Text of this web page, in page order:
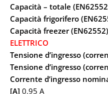
Capacità – totale
Capacità frigorifero
Capacità freezer (EN62552)
ELETTRICO
Tensione d’ingresso
Tensione d’ingresso
Corrente d’ingresso
[A] 0.95 A